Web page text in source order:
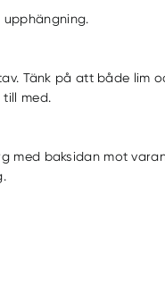
Tänk på att både lim
med.
med baksidan mot